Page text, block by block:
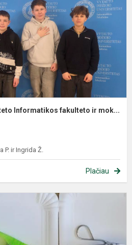
Informatikos fakulteto ir mok...
ir Ingrida Ž.
Plačiau